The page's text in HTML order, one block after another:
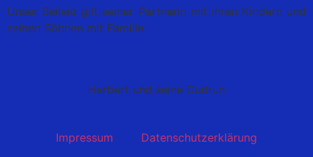
Unser Beileid gilt seiner Partnerin mit ihren Kindern und
seinen Söhnen mit Familie.
Herbert und seine Gudrun
Impressum Datenschutzerklärung